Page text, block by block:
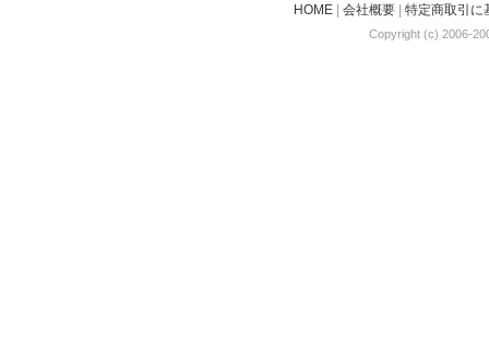
HOME| 会社概要| 特定商取引に
Copyright (c) 2006-